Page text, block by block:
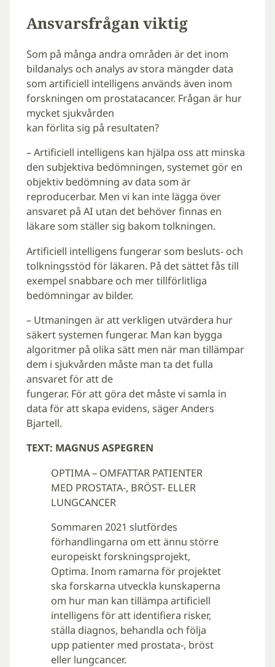
Ansvarsfrågan viktig
Som på många andra områden är det inom
bildanalys och analys av stora mängder data
som artificiell intelligens används även inom
forskningen om prostatacancer. Frågan är hur
mycket sjukvården
kan förlita sig på resultaten?
– Artificiell intelligens kan hjälpa oss att minska
den subjektiva bedömningen, systemet gör en
objektiv bedömning av data som är
reproducerbar. Men vi kan inte lägga över
ansvaret på AI utan det behöver finnas en
läkare som ställer sig bakom tolkningen.
Artificiell intelligens fungerar som besluts- och
tolkningsstöd för läkaren. På det sättet fås till
exempel snabbare och mer tillförlitliga
bedömningar av bilder.
– Utmaningen är att verkligen utvärdera hur
säkert systemen fungerar. Man kan bygga
algoritmer på olika sätt men när man tillämpar
dem i sjukvården måste man ta det fulla
ansvaret för att de
fungerar. För att göra det måste vi samla in
data för att skapa evidens, säger Anders
Bjartell.
TEXT: MAGNUS ASPEGREN
OPTIMA – OMFATTAR PATIENTER
MED PROSTATA-, BRÖST- ELLER
LUNGCANCER
Sommaren 2021 slutfördes
förhandlingarna om ett ännu större
europeiskt forskningsprojekt,
Optima. Inom ramarna för projektet
ska forskarna utveckla kunskaperna
om hur man kan tillämpa artificiell
intelligens för att identifiera risker,
ställa diagnos, behandla och följa
upp patienter med prostata-, bröst
eller lungcancer.